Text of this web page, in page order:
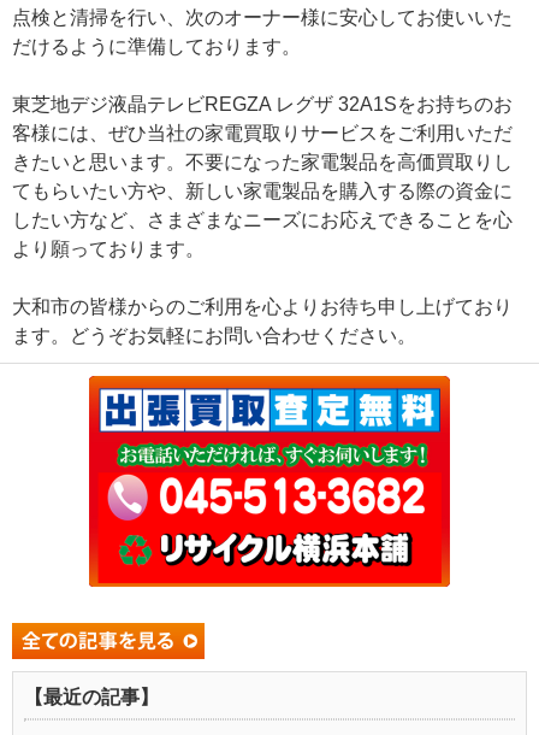
点検と清掃を行い、次のオーナー様に安心してお使いいた
だけるように準備しております。
東芝地デジ液晶テレビREGZA レグザ 32A1Sをお持ちのお
客様には、ぜひ当社の家電買取りサービスをご利用いただ
きたいと思います。不要になった家電製品を高価買取りし
てもらいたい方や、新しい家電製品を購入する際の資金に
したい方など、さまざまなニーズにお応えできることを心
より願っております。
大和市の皆様からのご利用を心よりお待ち申し上げており
ます。どうぞお気軽にお問い合わせください。
【最近の記事】